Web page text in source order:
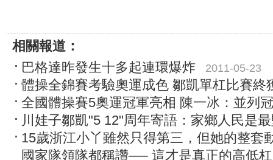
相關報道：
巴格達昨發生十多起連環爆炸
2011-05-23
體操全錦賽考驗奧運成色 鄒凱單杠比賽終
全國體操賽5奧運冠軍亮相 陳一冰：並列
川娃子鄒凱"5 12"周年寄語：家鄉人民是
15歲浙江小丫雖然只得第三，但她的整套
國家隊領隊都稱讚── 這才是真正的高低杠